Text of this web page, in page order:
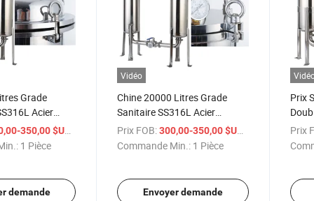
Grade
Acier
Sac de
Entrée
350,00 $US
1 Pièce
demande
Vidéo
Chine 20000 Litres Grade
Sanitaire SS316L Acier
Inoxydable Eau 2# Sac Entrée
Latérale Double Sac Filtre PE
Prix FOB: 300,00-350,00 $US
Commande Min.: 1 Pièce
Envoyer demande
Prix
Prix